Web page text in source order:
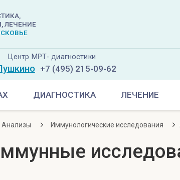
ЛЕЧЕНИЕ
Центр МРТ- диагностики
+7 (495) 215-09-62
ДИАГНОСТИКА ЛЕЧЕНИЕ
Анализы Иммунологические исследования